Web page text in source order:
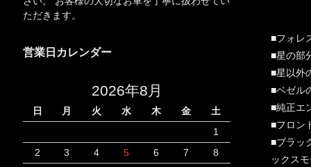
■フォレ
■星の部
■星以外
■ベゼル
■純正エ
■フロン
■ブラッ
ックス
ただきます。
営業日カレンダー
2026年8月
日 月 火 水 木 金
土
1
2
3 4 5 6 7
8